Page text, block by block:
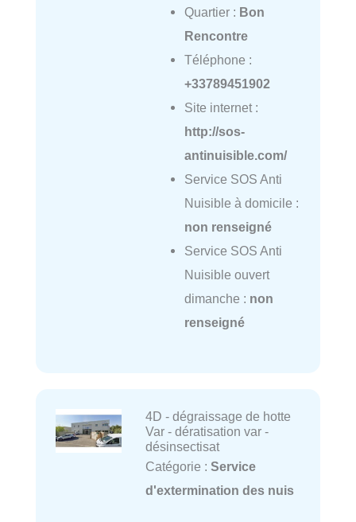
Quartier : Bon
Rencontre
Téléphone :
+33789451902
Site internet :
http://sos-
antinuisible.com/
Service SOS Anti
Nuisible à domicile :
non renseigné
Service SOS Anti
Nuisible ouvert
dimanche : non
renseigné
4D - dégraissage de hotte
Var - dératisation var -
désinsectisat
Catégorie : Service
d'extermination des nuis